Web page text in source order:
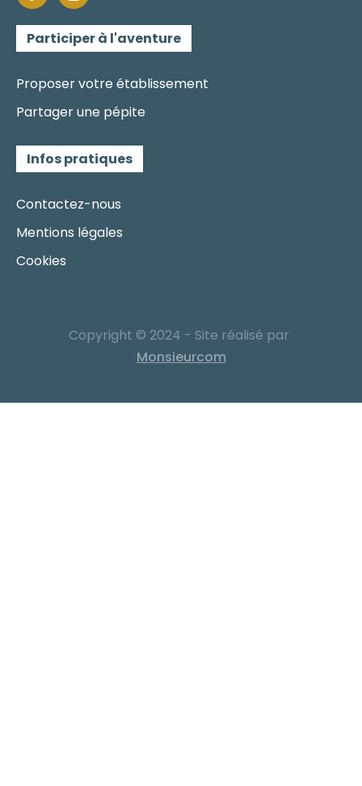
Participer à l'aventure
Proposer votre établissement
Partager une pépite
Infos pratiques
Contactez-nous
Mentions légales
Cookies
Copyright © 2024 - Site réalisé par
Monsieurcom